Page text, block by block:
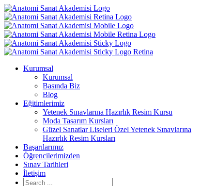
Kurumsal
Kurumsal
Basında Biz
Blog
Eğitimlerimiz
Yetenek Sınavlarına Hazırlık Resim Kursu
Moda Tasarım Kursları
Güzel Sanatlar Liseleri Özel Yetenek Sınavlarına
Hazırlık Resim Kursları
Başarılarımız
Öğrencilerimizden
Sınav Tarihleri
İletişim